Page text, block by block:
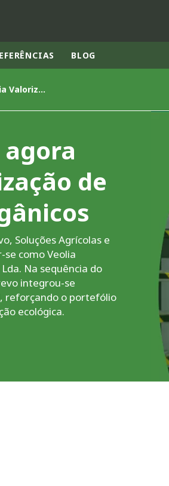
In the world
AUSTRÁLIA E NOVA ZELÂNDIA
BLOG
Ambitrevo é agora Veolia Valorização de Resíduos Orgânicos
de
Soluções Agrícolas e
como Veolia
Na sequência do
integrou-se
reforçando o portefólio
ecológica.